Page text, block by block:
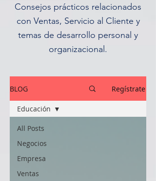
Consejos prácticos relacionados
con Ventas, Servicio al Cliente y
temas de desarrollo personal y
organizacional.
BLOG Regístrate
All Posts
Negocios
Empresa
Ventas
Educación